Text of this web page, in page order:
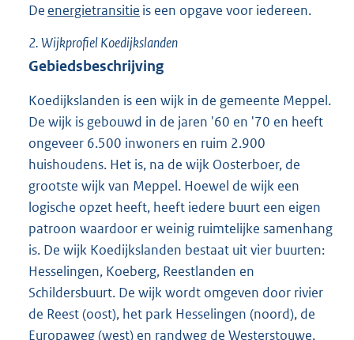
De energietransitie is een opgave voor iedereen.
2.Wijkprofiel Koedijkslanden
Gebiedsbeschrijving
Koedijkslanden is een wijk in de gemeente Meppel.
De wijk is gebouwd in de jaren '60 en '70 en heeft
ongeveer 6.500 inwoners en ruim 2.900
huishoudens. Het is, na de wijk Oosterboer, de
grootste wijk van Meppel. Hoewel de wijk een
logische opzet heeft, heeft iedere buurt een eigen
patroon waardoor er weinig ruimtelijke samenhang
is. De wijk Koedijkslanden bestaat uit vier buurten:
Hesselingen, Koeberg, Reestlanden en
Schildersbuurt. De wijk wordt omgeven door rivier
de Reest (oost), het park Hesselingen (noord), de
Europaweg (west) en randweg de Westerstouwe.